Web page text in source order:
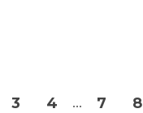
3 4 ... 7 8